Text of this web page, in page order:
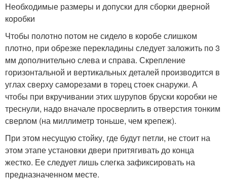
Необходимые размеры и допуски для сборки дверной
коробки
Чтобы полотно потом не сидело в коробе слишком
плотно, при обрезке перекладины следует заложить по 3
мм дополнительно слева и справа. Скрепление
горизонтальной и вертикальных деталей производится в
углах сверху саморезами в торец стоек снаружи. А
чтобы при вкручивании этих шурупов бруски коробки не
треснули, надо вначале просверлить в отверстия тонким
сверлом (на миллиметр тоньше, чем крепеж).
При этом несущую стойку, где будут петли, не стоит на
этом этапе установки двери притягивать до конца
жестко. Ее следует лишь слегка зафиксировать на
предназначенном месте.